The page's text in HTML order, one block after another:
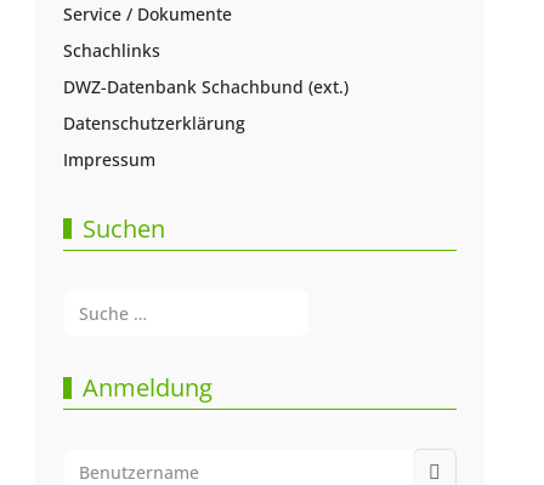
Service / Dokumente
Schachlinks
DWZ-Datenbank Schachbund (ext.)
Datenschutzerklärung
Impressum
Suchen
Anmeldung